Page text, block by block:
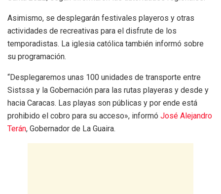
Asimismo, se desplegarán festivales playeros y otras
actividades de recreativas para el disfrute de los
temporadistas. La iglesia católica también informó sobre
su programación.
“Desplegaremos unas 100 unidades de transporte entre
Sistssa y la Gobernación para las rutas playeras y desde y
hacia Caracas. Las playas son públicas y por ende está
prohibido el cobro para su acceso», informó José Alejandro
Terán, Gobernador de La Guaira.